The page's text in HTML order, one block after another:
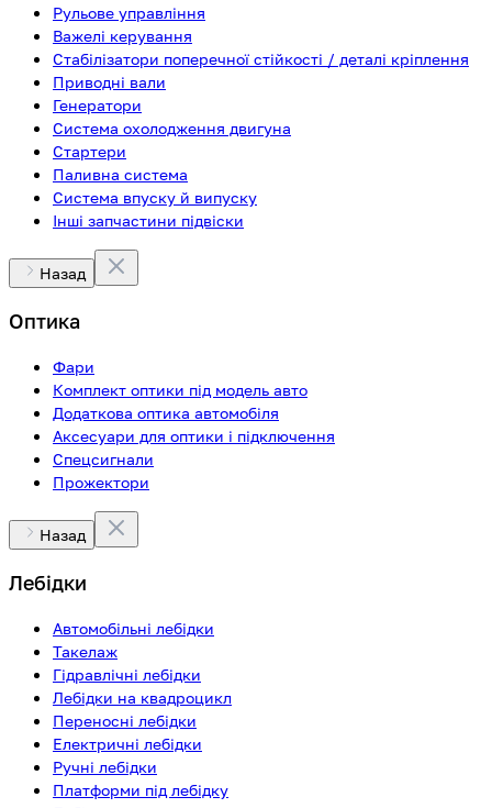
Рульове управління
Важелі керування
Стабілізатори поперечної стійкості / деталі кріплення
Приводні вали
Генератори
Система охолодження двигуна
Стартери
Паливна система
Система впуску й випуску
Інші запчастини підвіски
Назад
Оптика
Фари
Комплект оптики під модель авто
Додаткова оптика автомобіля
Аксесуари для оптики і підключення
Спецсигнали
Прожектори
Назад
Лебідки
Автомобільні лебідки
Такелаж
Гідравлічні лебідки
Лебідки на квадроцикл
Переносні лебідки
Електричні лебідки
Ручні лебідки
Платформи під лебідку